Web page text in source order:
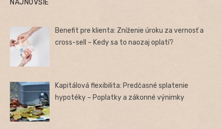
NAJNOVŠIE
Benefit pre klienta: Zníženie úroku za vernosť a
cross-sell – Kedy sa to naozaj oplatí?
Kapitálová flexibilita: Predčasné splatenie
hypotéky – Poplatky a zákonné výnimky